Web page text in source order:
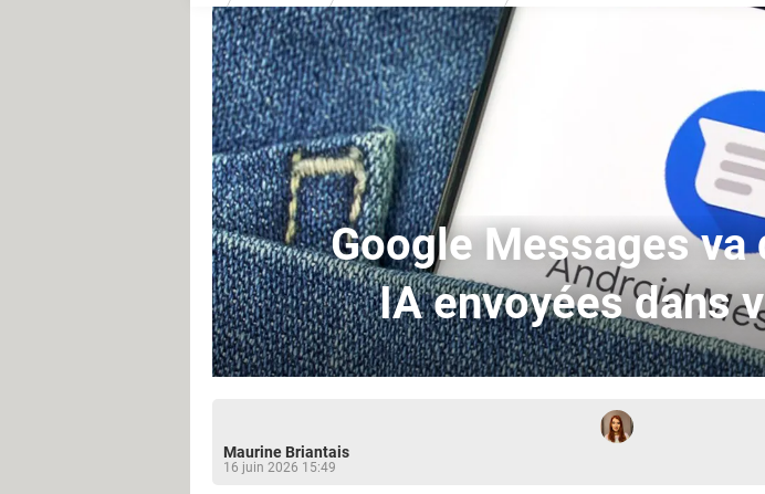
Google Messages
IA envoyées dans
Maurine Briantais
16 juin 2026 15:49